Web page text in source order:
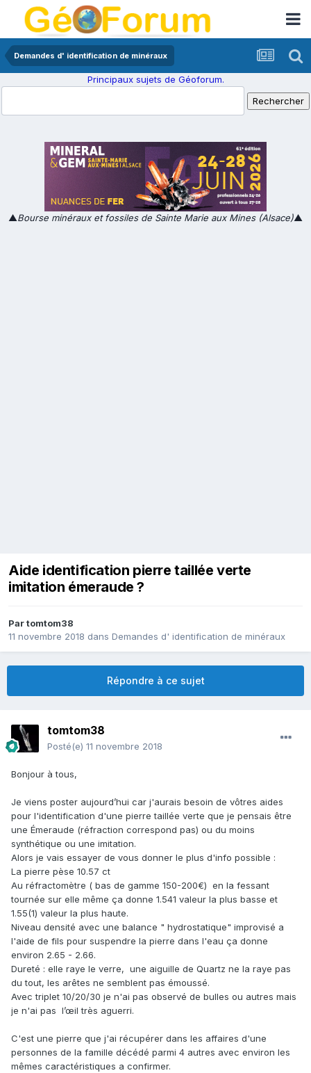
Demandes d' identification de minéraux
Principaux sujets de Géoforum.
▲Bourse minéraux et fossiles de Sainte Marie aux Mines (Alsace)▲
Aide identification pierre taillée verte
imitation émeraude ?
Partomtom38
11 novembre 2018 dans Demandes d' identification de minéraux
Répondre à ce sujet
tomtom38
Posté(e) 11 novembre 2018
Bonjour à tous,
Je viens poster aujourd’hui car j'aurais besoin de vôtres aides
pour l'identification d'une pierre taillée verte que je pensais être
une Émeraude (réfraction correspond pas) ou du moins
synthétique ou une imitation.
Alors je vais essayer de vous donner le plus d'info possible :
La pierre pèse 10.57 ct
Au réfractomètre ( bas de gamme 150-200€) en la fessant
tournée sur elle même ça donne 1.541 valeur la plus basse et
1.55(1) valeur la plus haute.
Niveau densité avec une balance " hydrostatique" improvisé a
l'aide de fils pour suspendre la pierre dans l'eau ça donne
environ 2.65 - 2.66.
Dureté : elle raye le verre, une aiguille de Quartz ne la raye pas
du tout, les arêtes ne semblent pas émoussé.
Avec triplet 10/20/30 je n'ai pas observé de bulles ou autres mais
je n'ai pas l’œil très aguerri.
C'est une pierre que j'ai récupérer dans les affaires d'une
personnes de la famille décédé parmi 4 autres avec environ les
mêmes caractéristiques a confirmer.